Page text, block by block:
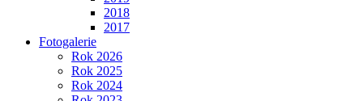
2018
2017
Fotogalerie
Rok 2026
Rok 2025
Rok 2024